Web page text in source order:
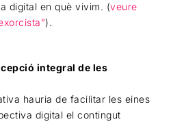
digital en què vivim. (veure
).
integral de les
hauria de facilitar les eines
digital el contingut